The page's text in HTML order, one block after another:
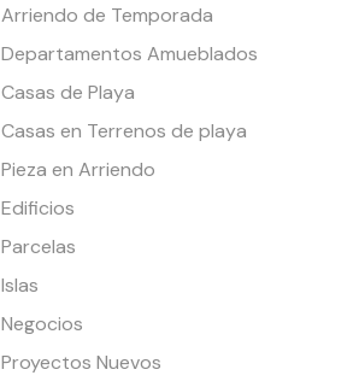
Arriendo de Temporada
Departamentos Amueblados
Casas de Playa
Casas en Terrenos de playa
Pieza en Arriendo
Edificios
Parcelas
Islas
Negocios
Proyectos Nuevos